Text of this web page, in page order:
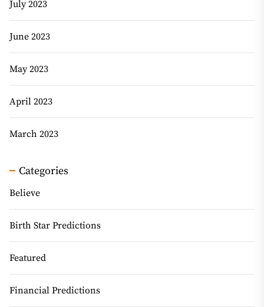
July 2023
June 2023
May 2023
April 2023
March 2023
Categories
Believe
Birth Star Predictions
Featured
Financial Predictions